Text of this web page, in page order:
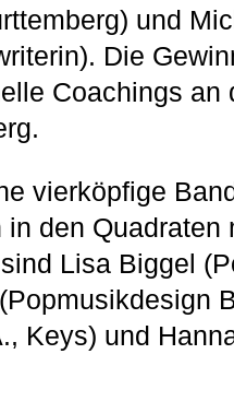
und
Die
Coachings an
vierköpfige
in den
Lisa Biggel
Keys) und